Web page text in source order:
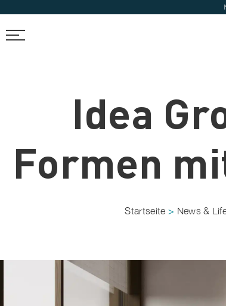
ÜBERSICHT
Idea
Formen
Startseite > News &